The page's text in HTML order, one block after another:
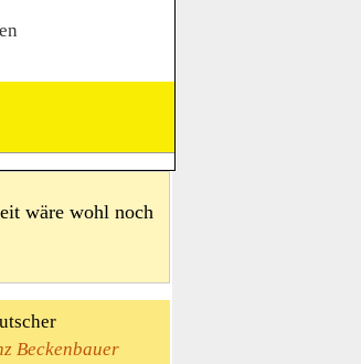
wäre wohl noch
Beckenbauer